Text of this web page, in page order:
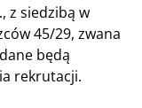
z siedzibą w
45/29, zwana
będą
rekrutacji.